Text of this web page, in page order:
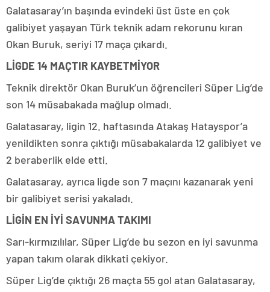
Galatasaray’ın başında evindeki üst üste en çok
galibiyet yaşayan Türk teknik adam rekorunu kıran
Okan Buruk, seriyi 17 maça çıkardı.
LİGDE 14 MAÇTIR KAYBETMİYOR
Teknik direktör Okan Buruk’un öğrencileri Süper Lig’de
son 14 müsabakada mağlup olmadı.
Galatasaray, ligin 12. haftasında Atakaş Hatayspor’a
yenildikten sonra çıktığı müsabakalarda 12 galibiyet ve
2 beraberlik elde etti.
Galatasaray, ayrıca ligde son 7 maçını kazanarak yeni
bir galibiyet serisi yakaladı.
LİGİN EN İYİ SAVUNMA TAKIMI
Sarı-kırmızılılar, Süper Lig’de bu sezon en iyi savunma
yapan takım olarak dikkati çekiyor.
Süper Lig’de çıktığı 26 maçta 55 gol atan Galatasaray,